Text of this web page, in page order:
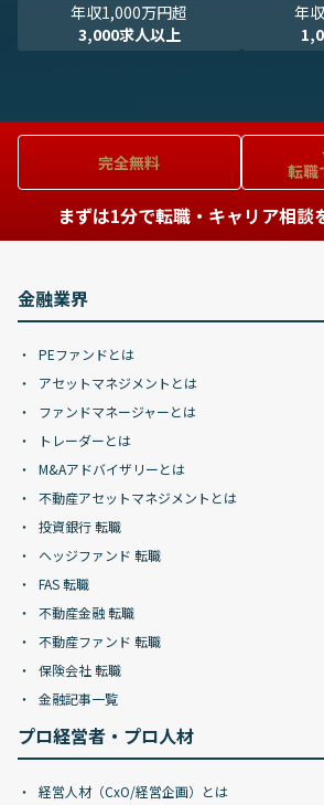
年収1,000万円超
3,000求人以上
年
完全無料
転職
まずは1分で転職・キャリア相談
金融業界
PEファンドとは
アセットマネジメントとは
ファンドマネージャーとは
トレーダーとは
M&Aアドバイザリーとは
不動産アセットマネジメントとは
投資銀行 転職
ヘッジファンド 転職
FAS 転職
不動産金融 転職
不動産ファンド 転職
保険会社 転職
金融記事一覧
プロ経営者・プロ人材
経営人材（CxO/経営企画）とは